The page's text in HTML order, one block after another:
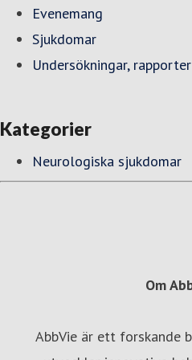
Evenemang
Sjukdomar
Undersökningar, rapporter
Kategorier
Neurologiska sjukdomar
Om
AbbVie är ett forskande